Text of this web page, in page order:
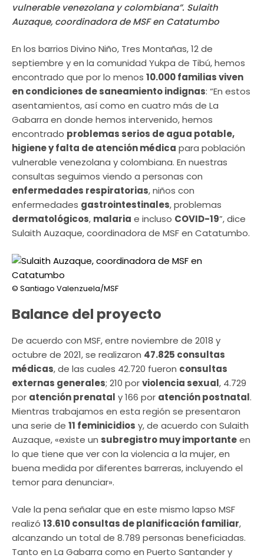
vulnerable venezolana y colombiana”. Sulaith
Auzaque, coordinadora de MSF en Catatumbo
En los barrios Divino Niño, Tres Montañas, 12 de
septiembre y en la comunidad Yukpa de Tibú, hemos
encontrado que por lo menos 10.000 familias viven
en condiciones de saneamiento indignas: “En estos
asentamientos, así como en cuatro más de La
Gabarra en donde hemos intervenido, hemos
encontrado problemas serios de agua potable,
higiene y falta de atención médica para población
vulnerable venezolana y colombiana. En nuestras
consultas seguimos viendo a personas con
enfermedades respiratorias, niños con
enfermedades gastrointestinales, problemas
dermatológicos, malaria e incluso COVID-19”, dice
Sulaith Auzaque, coordinadora de MSF en Catatumbo.
© Santiago Valenzuela/MSF
Balance del proyecto
De acuerdo con MSF, entre noviembre de 2018 y
octubre de 2021, se realizaron 47.825 consultas
médicas, de las cuales 42.720 fueron consultas
externas generales; 210 porviolencia sexual, 4.729
por atención prenatal y 166 por atención postnatal.
Mientras trabajamos en esta región se presentaron
una serie de 11 feminicidios y, de acuerdo con Sulaith
Auzaque, «existe un subregistro muy importanteen
lo que tiene que ver con la violencia a la mujer, en
buena medida por diferentes barreras, incluyendo el
temor para denunciar».
Vale la pena señalar que en este mismo lapso MSF
realizó 13.610 consultas de planificación familiar,
alcanzando un total de 8.789 personas beneficiadas.
Tanto en La Gabarra como en Puerto Santander y